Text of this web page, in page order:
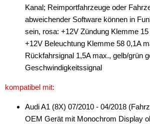
Kanal; Reimportfahrzeuge oder
abweichender Software können in
sein, rosa: +12V Zündung Klemme
+12V Beleuchtung Klemme 58 0,1A
Rückfahrsignal 1,5A max., gelb/grün
Geschwindigkeitssignal
kompatibel mit:
Audi A1 (8X) 07/2010 - 04/2018
OEM Gerät mit Monochrom Display